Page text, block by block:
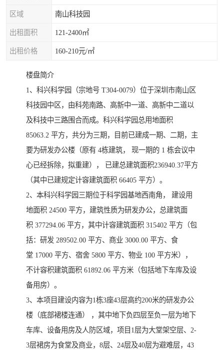
区域 南山科技园
出租面积 121-2400㎡
出租价格 160-210元/㎡
楼盘简介
1、科兴科学园（宗地号 T304-0079）位于深圳市南山区
科技园中区，由科苑南路、高新中一道、高新中二道以
及科技中三路围合而成。科兴科学园总用地面积
85063.2 平方，共分为三期，目前已建成一期、二期，主
要为研发办公楼（原有 4栋建筑， 现一期的 1 栋会议中
心已经拆除，拟重建）， 已建总建筑面积236940.37平方
（其中已建规定计容建筑面积 66405 平方）。
2、本科兴科学园三期位于科学园基地西南角， 建设用
地面积 24500 平方，建筑性质为研发办公，总建筑面
积 377294.06 平方，其中计容建筑面积 315402 平方（包
括：研发 289502.00 平方、商业 3000.00 平方、食
堂 17000 平方、宿舍 5800 平方、物业 100 平方米），
不计容积建筑面积 61892.06 平方米（包括地下车库及设
备用房）。
3、本项目建设内容为1栋3座43层高约200米的研发办公
楼（底部裙楼连通） ，其中地下负四层至负一层为地下
车库、设备用房及人防区域，项目1层为大堂架空层、2-
3层裙房为食堂及商业，8层、24层及40层为避难层，43
龙华观澜